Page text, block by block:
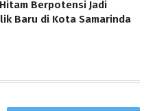
Berpotensi Jadi
Baru di Kota Samarinda